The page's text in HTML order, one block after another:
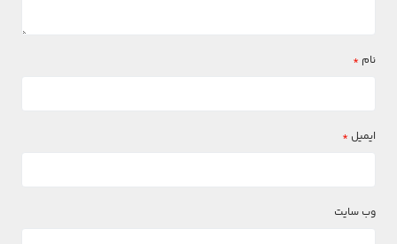
نام *
ایمیل *
وب‌ سایت